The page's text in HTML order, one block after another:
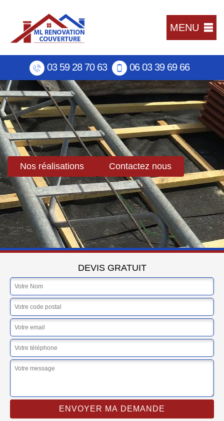
MENU
03 59 28 70 63 06 03 39 69 66
Nos réalisations Contactez nous
DEVIS GRATUIT